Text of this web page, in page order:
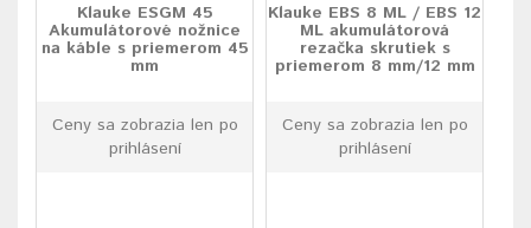
Klauke ESGM 45
Akumulátorové nožnice
na káble s priemerom 45
mm
Ceny sa zobrazia len po
prihlásení
Klauke EBS 8 ML / EBS 12
ML akumulátorová
rezačka skrutiek s
priemerom 8 mm/12 mm
Ceny sa zobrazia len po
prihlásení